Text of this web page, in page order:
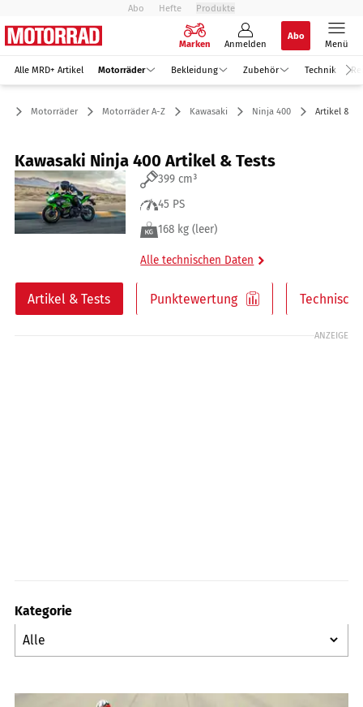
Abo Hefte Produkte
Marken Anmelden
Abo
Menü
Alle MRD+ Artikel Motorräder Bekleidung Zubehör Technik
Motorräder Motorräder A-Z Kawasaki Ninja 400 Artikel &
Kawasaki Ninja 400 Artikel & Tests
399 cm³
45 PS
168 kg (leer)
Alle technischen Daten
Artikel & Tests Punktewertung
ANZEIGE
Kategorie